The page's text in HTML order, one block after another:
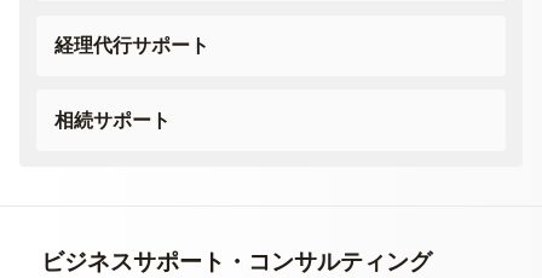
経理代行サポート
相続サポート
ビジネスサポート・ コンサルティング